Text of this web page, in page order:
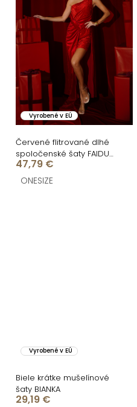
Vyrobené v EÚ
Červené flitrované dlhé
spoločenské šaty FAIDURI
s vlečkou
47,79 €
ONESIZE
Vyrobené v EÚ
Biele krátke mušelínové
šaty BIANKA
29,19 €